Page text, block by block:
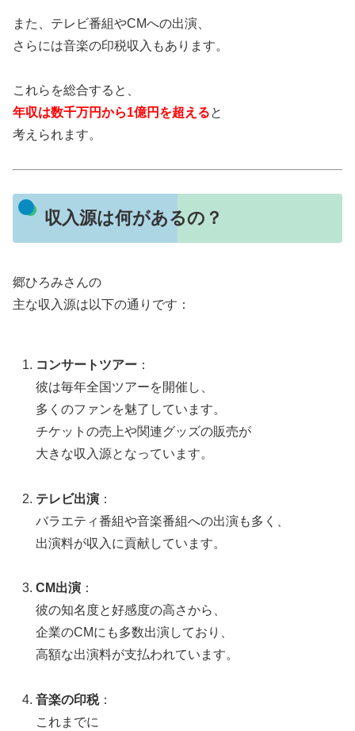
また、テレビ番組やCMへの出演、
さらには音楽の印税収入もあります。
これらを総合すると、
年収は数千万円から1億円を超えると
考えられます。
収入源は何があるの？
郷ひろみさんの
主な収入源は以下の通りです：
コンサートツアー ：
彼は毎年全国ツアーを開催し、
多くのファンを魅了しています。
チケットの売上や関連グッズの販売が
大きな収入源となっています。
テレビ出演 ：
バラエティ番組や音楽番組への出演も多く、
出演料が収入に貢献しています。
CM出演 ：
彼の知名度と好感度の高さから、
企業のCMにも多数出演しており、
高額な出演料が支払われています。
音楽の印税：
これまでに